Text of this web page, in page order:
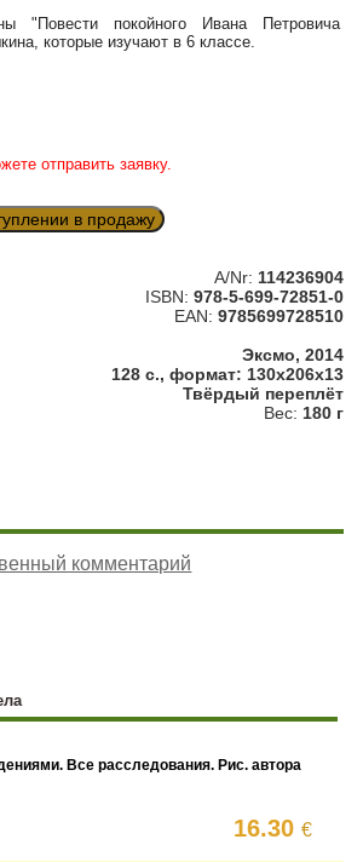
"Повести покойного Ивана Петровича
которые изучают в 6 классе.
отправить заявку.
в продажу
A/Nr: 114236904
ISBN: 978-5-699-72851-0
EAN: 9785699728510
Эксмо, 2014
128 с., формат: 130x206x13
Твёрдый переплёт
Вес: 180 г
комментарий
Все расследования. Рис. автора
16.30€